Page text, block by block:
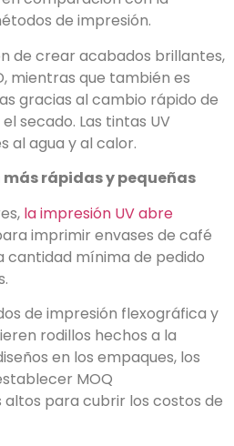
de impresión.
de crear acabados brillantes,
mientras que también es
gracias al cambio rápido de
secado. Las tintas UV
al agua y al calor.
rápidas y pequeñas
la impresión UV abre
imprimir envases de café
cantidad mínima de pedido
de impresión flexográfica y
rodillos hechos a la
en los empaques, los
MOQ
para cubrir los costos de